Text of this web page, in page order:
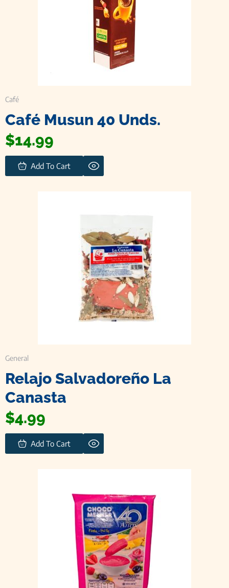
Café
Café Musun 40 Unds.
$14.99
Add To Cart
General
Relajo Salvadoreño La
Canasta
$4.99
Add To Cart